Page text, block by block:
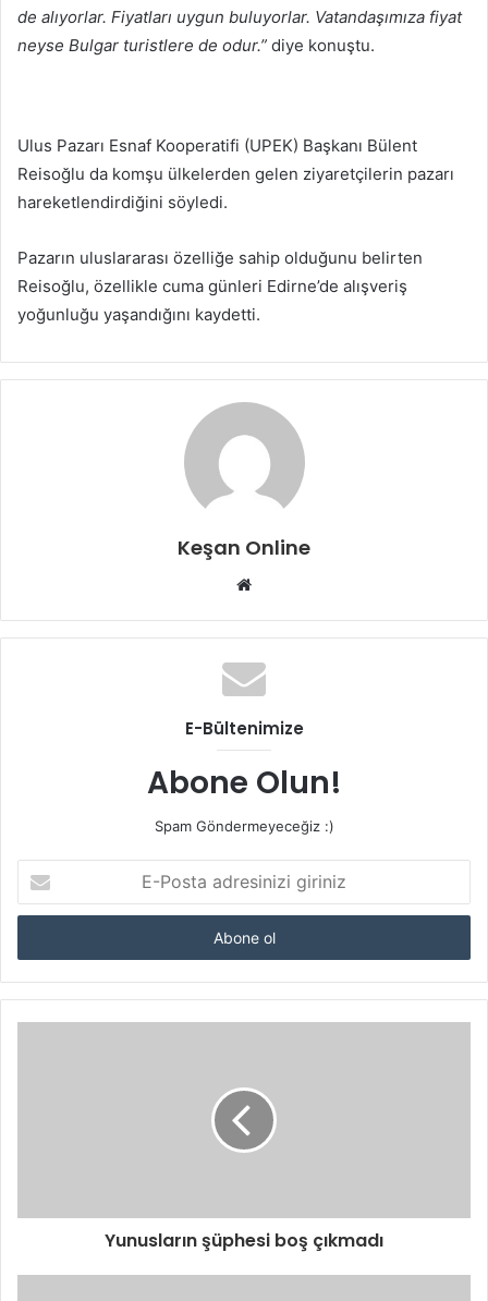
de alıyorlar. Fiyatları uygun buluyorlar. Vatandaşımıza fiyat
neyse Bulgar turistlere de odur.” diye konuştu.
Ulus Pazarı Esnaf Kooperatifi (UPEK) Başkanı Bülent
Reisoğlu da komşu ülkelerden gelen ziyaretçilerin pazarı
hareketlendirdiğini söyledi.
Pazarın uluslararası özelliğe sahip olduğunu belirten
Reisoğlu, özellikle cuma günleri Edirne’de alışveriş
yoğunluğu yaşandığını kaydetti.
Keşan Online
Web
E-Bültenimize
Abone Olun!
Spam Göndermeyeceğiz :)
Posta
adresinizi
Yunusların şüphesi boş çıkmadı